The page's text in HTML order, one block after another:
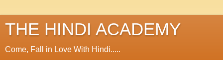
THE HINDI ACADEMY
Come, Fall in Love With Hindi.....